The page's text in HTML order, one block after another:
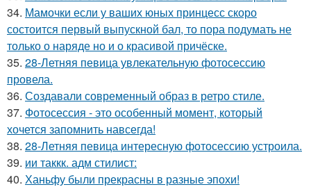
34. Мамочки если у ваших юных принцесс скоро
состоится первый выпускной бал, то пора подумать не
только о наряде но и о красивой причёске.
35. 28-Летняя певица увлекательную фотосессию
провела.
36. Создавали современный образ в ретро стиле.
37. Фотосессия - это особенный момент, который
хочется запомнить навсегда!
38. 28-Летняя певица интересную фотосессию устроила.
39. ии таккк. адм стилист:
40. Ханьфу были прекрасны в разные эпохи!